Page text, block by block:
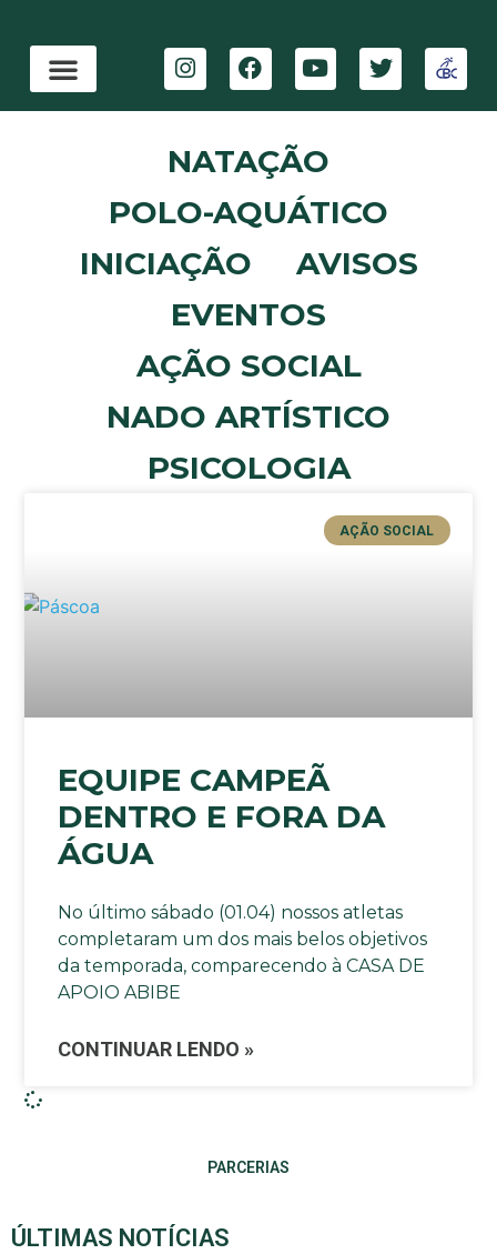
NATAÇÃO
POLO-AQUÁTICO
INICIAÇÃO
AVISOS
EVENTOS
AÇÃO SOCIAL
NADO ARTÍSTICO
PSICOLOGIA
AÇÃO SOCIAL
EQUIPE CAMPEÃ
DENTRO E FORA DA
ÁGUA
No último sábado (01.04) nossos atletas
completaram um dos mais belos objetivos
da temporada, comparecendo à CASA DE
APOIO ABIBE
CONTINUAR LENDO »
PARCERIAS
ÚLTIMAS NOTÍCIAS